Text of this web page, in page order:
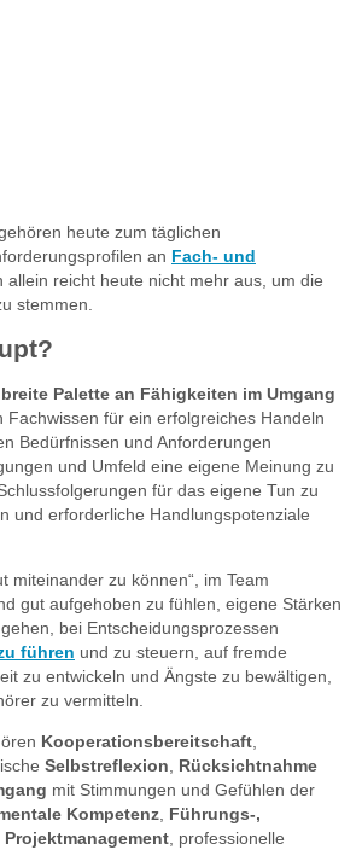
heute zum täglichen
an Fach- und
reicht heute nicht mehr aus, um die
stemmen.
breite Palette an Fähigkeiten im Umgang
Fachwissen für ein erfolgreiches Handeln
Bedürfnissen und Anforderungen
und Umfeld eine eigene Meinung zu
für das eigene Tun zu
und erforderliche Handlungspotenziale
miteinander zu können“, im Team
gut aufgehoben zu fühlen, eigene Stärken
bei Entscheidungsprozessen
führen und zu steuern, auf fremde
zu entwickeln und Ängste zu bewältigen,
zu vermitteln.
Kooperationsbereitschaft,
Selbstreflexion, Rücksichtnahme
mit Stimmungen und Gefühlen der
Kompetenz, Führungs-,
Projektmanagement, professionelle